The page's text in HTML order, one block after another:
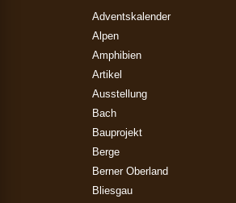
Adventskalender
Alpen
Amphibien
Artikel
Ausstellung
Bach
Bauprojekt
Berge
Berner Oberland
Bliesgau